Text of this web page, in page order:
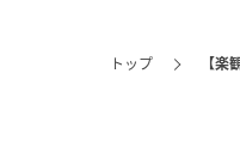
トップ 【